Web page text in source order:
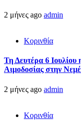
2 μήνες ago admin
Κορινθία
Τη Δευτέρα 6
Αιμοδοσίας στην
2 μήνες ago admin
Κορινθία